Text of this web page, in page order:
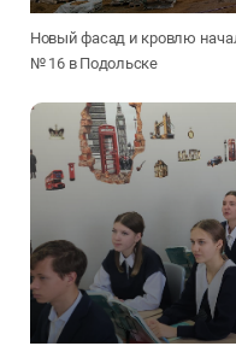
Новый фасад и кровлю
№ 16 в Подольске